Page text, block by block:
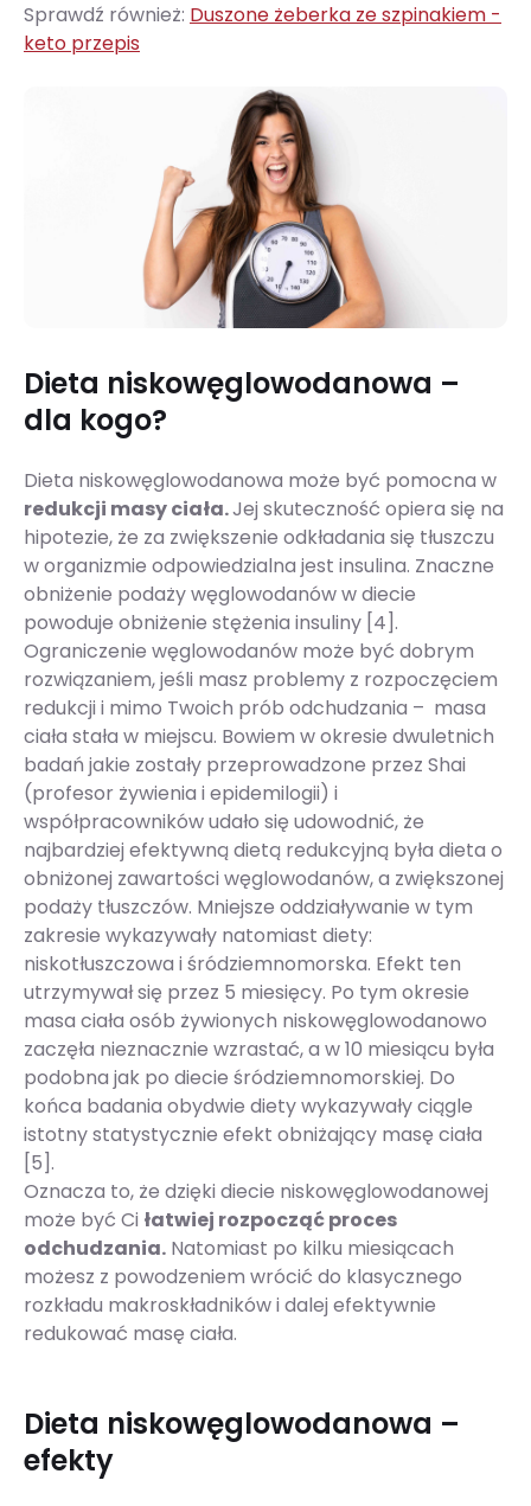
Sprawdź również: Duszone żeberka ze szpinakiem -
keto przepis
Dieta niskowęglowodanowa –
dla kogo?
Dieta niskowęglowodanowa może być pomocna w
redukcji masy ciała.Jej skuteczność opiera się na
hipotezie, że za zwiększenie odkładania się tłuszczu
w organizmie odpowiedzialna jest insulina. Znaczne
obniżenie podaży węglowodanów w diecie
powoduje obniżenie stężenia insuliny [4].
Ograniczenie węglowodanów może być dobrym
rozwiązaniem, jeśli masz problemy z rozpoczęciem
redukcji i mimo Twoich prób odchudzania – masa
ciała stała w miejscu. Bowiem w okresie dwuletnich
badań jakie zostały przeprowadzone przez Shai
(profesor żywienia i epidemilogii) i
współpracowników udało się udowodnić, że
najbardziej efektywną dietą redukcyjną była dieta o
obniżonej zawartości węglowodanów, a zwiększonej
podaży tłuszczów. Mniejsze oddziaływanie w tym
zakresie wykazywały natomiast diety:
niskotłuszczowa i śródziemnomorska. Efekt ten
utrzymywał się przez 5 miesięcy. Po tym okresie
masa ciała osób żywionych niskowęglowodanowo
zaczęła nieznacznie wzrastać, a w 10 miesiącu była
podobna jak po diecie śródziemnomorskiej. Do
końca badania obydwie diety wykazywały ciągle
istotny statystycznie efekt obniżający masę ciała
[5].
Oznacza to, że dzięki diecie niskowęglowodanowej
może być Ci łatwiej rozpocząć proces
odchudzania. Natomiast po kilku miesiącach
możesz z powodzeniem wrócić do klasycznego
rozkładu makroskładników i dalej efektywnie
redukować masę ciała.
Dieta niskowęglowodanowa –
efekty